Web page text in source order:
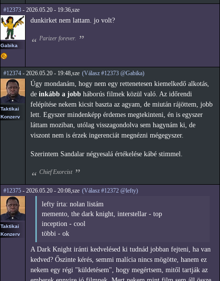
#12373 - 2026.05.20 - 19:36,sze
Gabika
dunkirket nem lattam. jo volt?
Parizer forever.
#12374 - 2026.05.20 - 19:48,sze (Válasz #12373 @Gabika)
Taktikai
Konzerv
Úgy mondanám, hogy nem egy rettenetesen kiemelkedő alkotás,
de inkább a jobb háborús filmek közül való. Az időrendi
felépítése nekem kicsit baszta az agyam, de miután rájöttem, jobb
lett. Egyszer mindenképp érdemes megtekinteni, én is egyszer
láttam moziban, utólag visszagondolva sem hagynám ki, de
viszont nem is érzek ingerenciát megnézni mégegyszer.
Szerintem Sandalar négyesalá értékelése kábé stimmel.
Chief Exorcist
#12375 - 2026.05.20 - 20:08,sze (Válasz #12372 @lefty)
Taktikai
Konzerv
lefty írta: nolan listám
memento, the dark knight, interstellar - top
inception - cool
többi - ok
A Dark Knight iránti kedvelésed ki tudnád jobban fejteni, ha van
kedved? Őszinte kérés, semmi malícia nincs mögötte, hanem ez
nekem egy régi "küldetésem", hogy megértsem, mitől tartják az